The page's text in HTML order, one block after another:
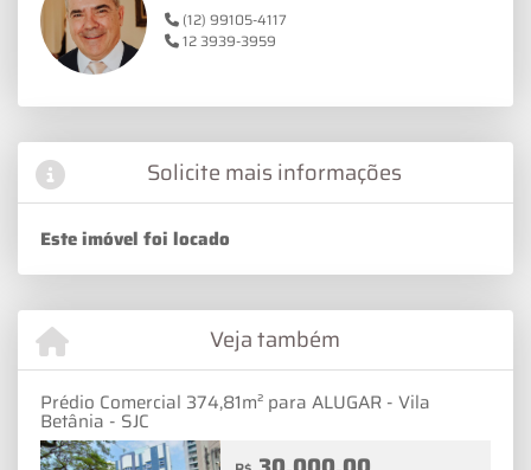
(12) 99105-4117
12 3939-3959
Solicite mais informações
Este imóvel foi locado
Veja também
Prédio Comercial 374,81m² para ALUGAR - Vila
Betânia - SJC